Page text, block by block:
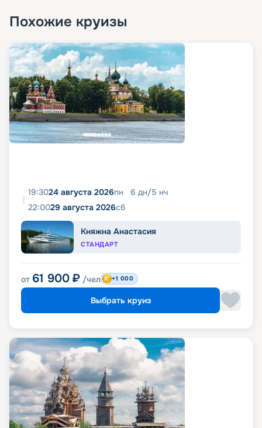
Похожие круизы
19:3024 августа 2026пн 6 дн/5 нч
22:0029 августа 2026сб
Княжна Анастасия
СТАНДАРТ
от 61 900 ₽ /чел +1 000
Выбрать круиз